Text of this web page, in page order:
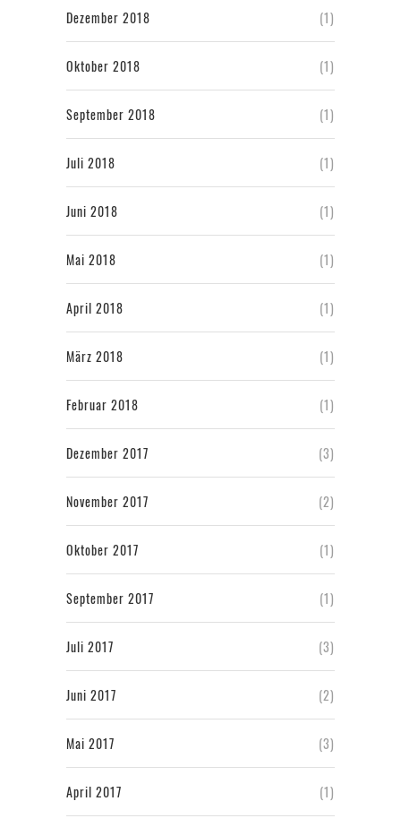
Dezember 2018 (1)
Oktober 2018 (1)
September 2018 (1)
Juli 2018 (1)
Juni 2018 (1)
Mai 2018 (1)
April 2018 (1)
März 2018 (1)
Februar 2018 (1)
Dezember 2017 (3)
November 2017 (2)
Oktober 2017 (1)
September 2017 (1)
Juli 2017 (3)
Juni 2017 (2)
Mai 2017 (3)
April 2017 (1)